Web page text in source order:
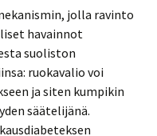
jolla ravinto
havainnot
suoliston
ruokavalio voi
ja siten kumpikin
säätelijänä.